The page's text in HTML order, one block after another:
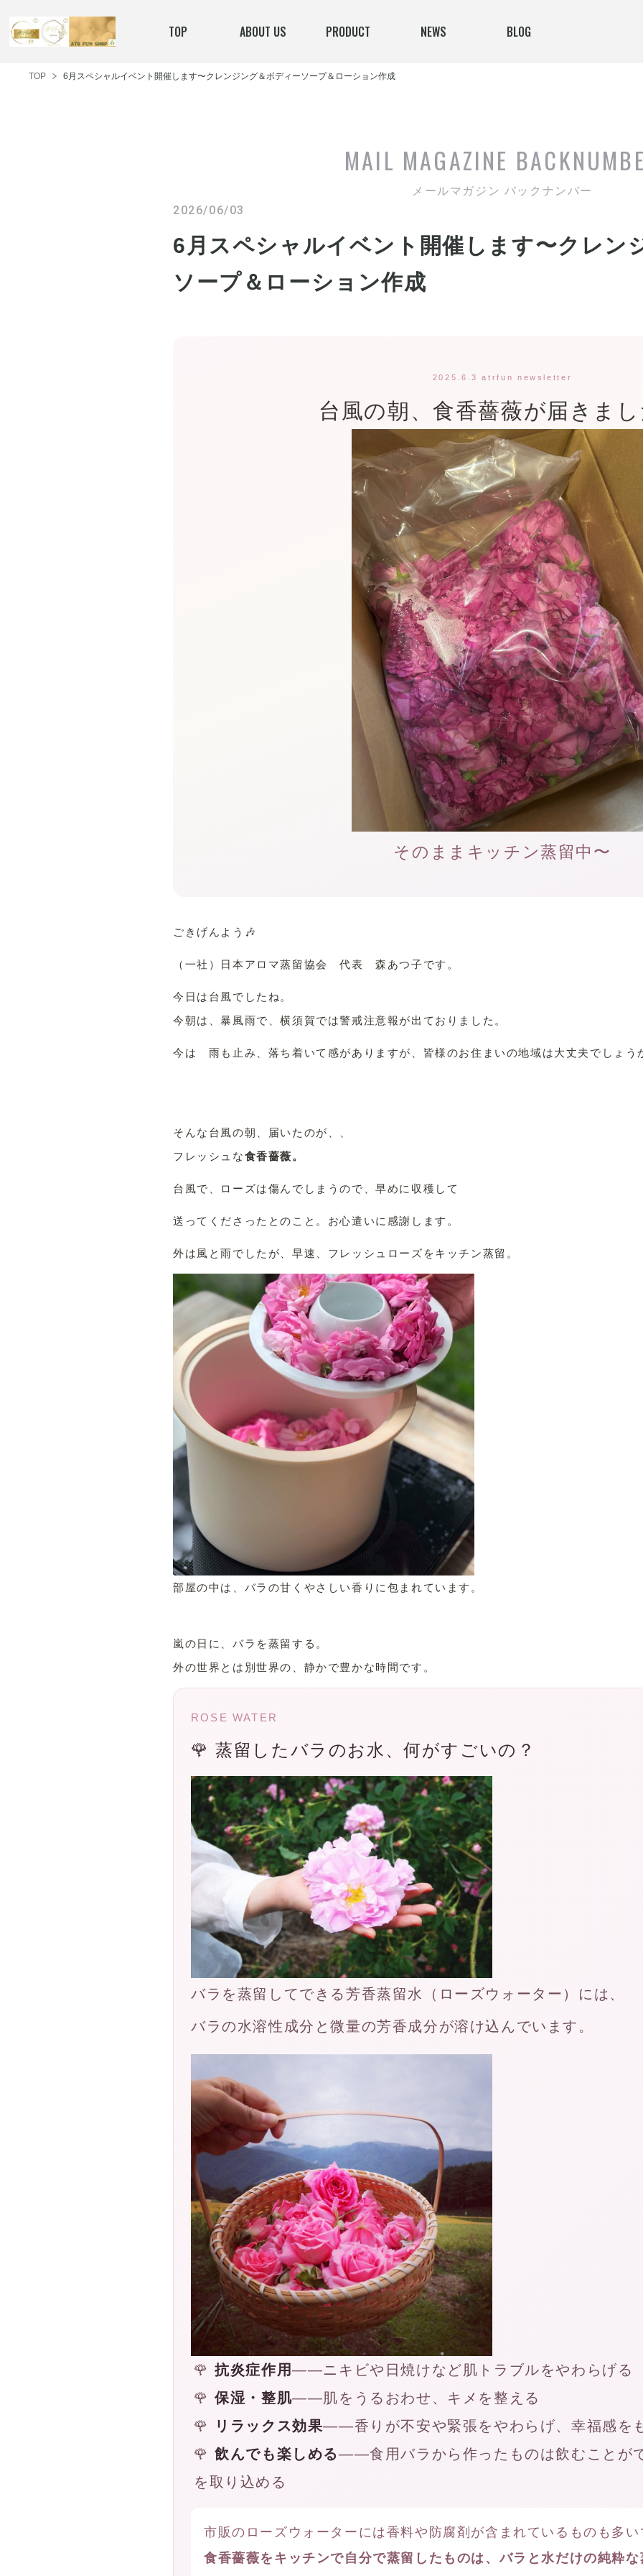
TOP ABOUT US PRODUCT NEWS BLOG
TOP 6月スペシャルイベント開催します〜クレンジング＆ボディーソープ＆ローション作成
MAIL MAGAZINE
メールマガジン バックナンバー
2026/06/03
6月スペシャルイベント開催します〜クレン
ソープ＆ローション作成
2025.6.3 atrfun newsletter
台風の朝、食香薔薇が届きま
そのままキッチン蒸留中〜
ごきげんよう🎶
（一社）日本アロマ蒸留協会 代表 森あつ子です。
今日は台風でしたね。
今朝は、暴風雨で、横須賀では警戒注意報が出ておりました。
今は 雨も止み、落ち着いて感がありますが、皆様のお住まいの地域は大丈夫でしょう
そんな台風の朝、届いたのが、、
フレッシュな食香薔薇。
台風で、ローズは傷んでしまうので、早めに収穫して
送ってくださったとのこと。お心遣いに感謝します。
外は風と雨でしたが、早速、フレッシュローズをキッチン蒸留。
部屋の中は、バラの甘くやさしい香りに包まれています。
嵐の日に、バラを蒸留する。
外の世界とは別世界の、静かで豊かな時間です。
ROSE WATER
🌹 蒸留したバラのお水、何がすごいの？
バラを蒸留してできる芳香蒸留水（ローズウォーター）には、
バラの水溶性成分と微量の芳香成分が溶け込んでいます。
🌹抗炎症作用——ニキビや日焼けなど肌トラブルをやわらげる
🌹保湿・整肌——肌をうるおわせ、キメを整える
🌹
リラックス効果——香りが不安や緊張をやわらげ、幸福感を
🌹飲んでも楽しめる——食用バラから作ったものは飲むことが
を取り込める
市販のローズウォーターには香料や防腐剤が含まれているものも多
食香薔薇をキッチンで自分で蒸留したものは、バラと水だけの純粋